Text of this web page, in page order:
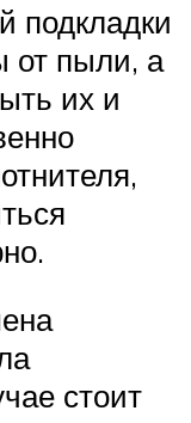
подкладки
от пыли, а
их и
стоит